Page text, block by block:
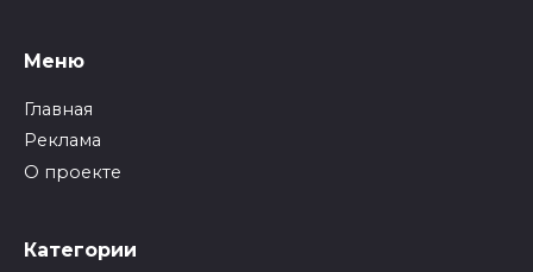
Меню
Главная
Реклама
О проекте
Категории